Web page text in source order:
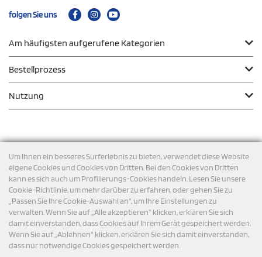
Um Ihnen ein besseres Surferlebnis zu bieten, verwendet diese Website
eigene Cookies und Cookies von Dritten. Bei den Cookies von Dritten
kann es sich auch um Profilierungs-Cookies handeln. Lesen Sie unsere
Cookie-Richtlinie, um mehr darüber zu erfahren, oder gehen Sie zu
„Passen Sie Ihre Cookie-Auswahl an“, um Ihre Einstellungen zu
verwalten. Wenn Sie auf „Alle akzeptieren“ klicken, erklären Sie sich
damit einverstanden, dass Cookies auf Ihrem Gerät gespeichert werden.
Wenn Sie auf „Ablehnen“ klicken, erklären Sie sich damit einverstanden,
dass nur notwendige Cookies gespeichert werden.
folgen Sie uns
Am häufigsten aufgerufene Kategorien
Bestellprozess
Nutzung
Versand